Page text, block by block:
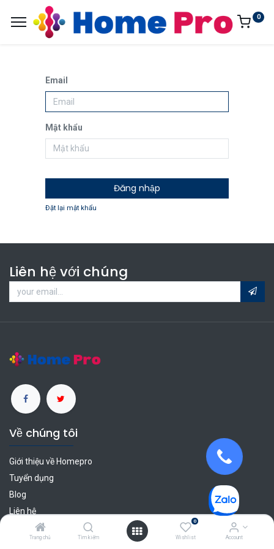
Trang chủ Tìm kiếm
0
Wishlist Account
0
Email
Mật khẩu
Đăng nhập
Đặt lại mật khẩu
Liên hệ với chúng
Về chúng tôi
Giới thiệu về Homepro
Tuyển dụng
Blog
Liên hệ
Dịch vụ khách hàng